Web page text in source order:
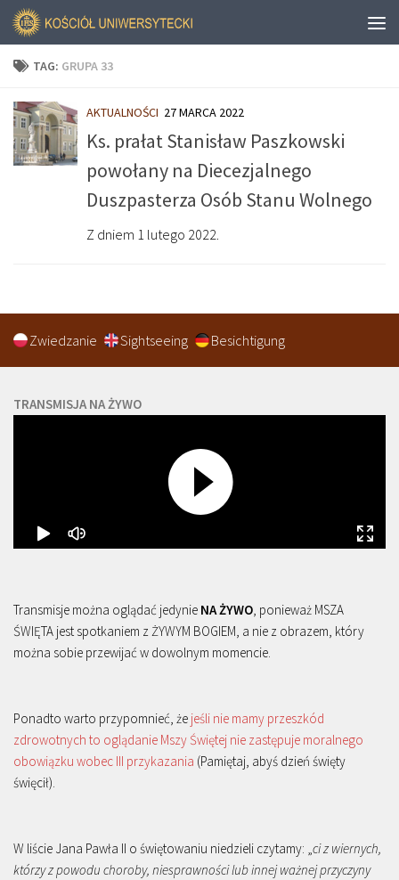
TAG: GRUPA 33
AKTUALNOŚCI 27 MARCA 2022
Ks. prałat Stanisław Paszkowski
powołany na Diecezjalnego
Duszpasterza Osób Stanu Wolnego
Z dniem 1 lutego 2022.
Zwiedzanie Sightseeing Besichtigung
TRANSMISJA NA ŻYWO
Transmisje można oglądać jedynie NA ŻYWO, ponieważ MSZA
ŚWIĘTA jest spotkaniem z ŻYWYM BOGIEM, a nie z obrazem, który
można sobie przewijać w dowolnym momencie.
Ponadto warto przypomnieć, że jeśli nie mamy przeszkód
zdrowotnych to oglądanie Mszy Świętej nie zastępuje moralnego
obowiązku wobec III przykazania (Pamiętaj, abyś dzień święty
święcił).
W liście Jana Pawła II o świętowaniu niedzieli czytamy: „ci z wiernych,
którzy z powodu choroby, niesprawności lub innej ważnej przyczyny